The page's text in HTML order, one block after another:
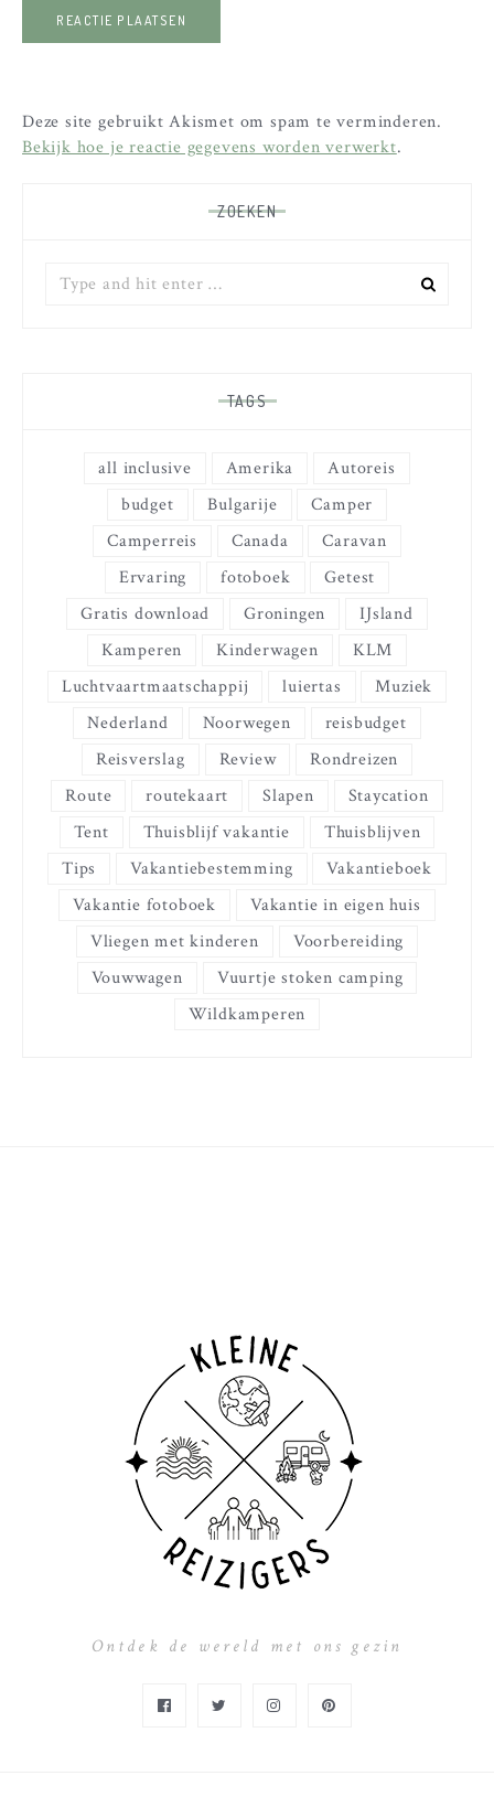
Deze site gebruikt Akismet om spam te verminderen.
Bekijk hoe je reactie gegevens worden verwerkt.
ZOEKEN
TAGS
all inclusive Amerika
Autoreis
budget
Bulgarije
Camper
Camperreis
Canada
Caravan
Ervaring
fotoboek
Getest
Gratis download
Groningen
IJsland
Kamperen
Kinderwagen
KLM
Luchtvaartmaatschappij
luiertas
Muziek
Nederland
Noorwegen
reisbudget
Reisverslag
Review
Rondreizen
Route
routekaart Slapen
Staycation
Tent
Thuisblijf vakantie
Thuisblijven
Tips
Vakantiebestemming
Vakantieboek
Vakantie fotoboek
Vakantie in eigen huis
Vliegen met kinderen
Voorbereiding
Vouwwagen
Vuurtje stoken camping
Wildkamperen
Ontdek de wereld met ons gezin